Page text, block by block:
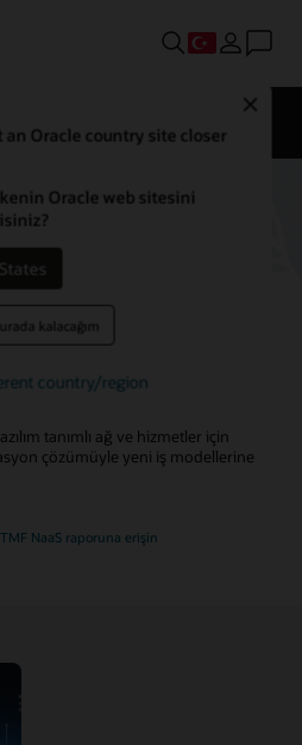
Oracle country site closer
Oracle web sitesini
kalacağım
country/region
and
Yerel
Sistemi (OSS)
Assurance OSS ile operasyonları
Faaliyet giderlerini azaltmak
kapalı döngü otomasyonu
tanımlı ağ ve hizmetler için
çözümüyle yeni iş modellerine
TMF NaaS raporuna erişin